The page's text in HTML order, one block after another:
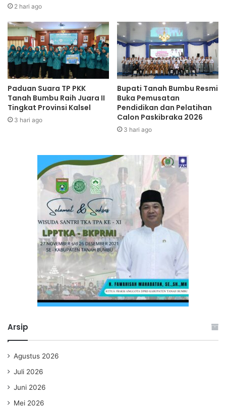
2 hari ago
Paduan Suara TP PKK
Tanah Bumbu Raih Juara II
Tingkat Provinsi Kalsel
3 hari ago
Bupati Tanah Bumbu Resmi
Buka Pemusatan
Pendidikan dan Pelatihan
Calon Paskibraka 2026
3 hari ago
Arsip
Agustus 2026
Juli 2026
Juni 2026
Mei 2026